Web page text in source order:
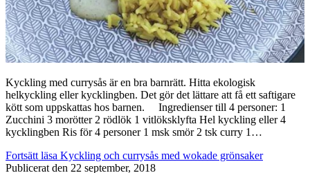
Kyckling med currysås är en bra barnrätt. Hitta ekologisk
helkyckling eller kycklingben. Det gör det lättare att få ett saftigare
kött som uppskattas hos barnen. Ingredienser till 4 personer: 1
Zucchini 3 morötter 2 rödlök 1 vitlöksklyfta Hel kyckling eller 4
kycklingben Ris för 4 personer 1 msk smör 2 tsk curry 1…
Fortsätt läsa Kyckling och currysås med wokade grönsaker
Publicerat den 22 september, 2018